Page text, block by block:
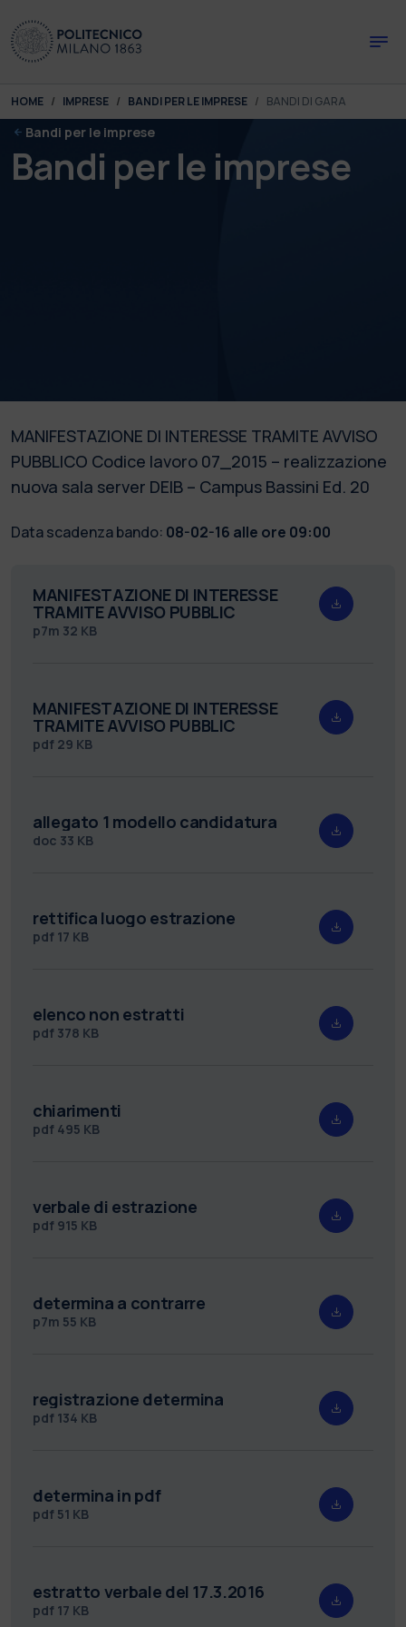
You are here:
HOME IMPRESE BANDI PER LE IMPRESE BANDI DI GARA
Bandi per le imprese
Bandi per le imprese
MANIFESTAZIONE DI INTERESSE TRAMITE AVVISO
PUBBLICO Codice lavoro 07_2015 – realizzazione
nuova sala server DEIB – Campus Bassini Ed. 20
Data scadenza bando: 08-02-16 alle ore 09:00
MANIFESTAZIONE DI INTERESSE
TRAMITE AVVISO PUBBLIC
p7m 32 KB
MANIFESTAZIONE DI INTERESSE
TRAMITE AVVISO PUBBLIC
pdf 29 KB
allegato 1 modello candidatura
doc 33 KB
rettifica luogo estrazione
pdf 17 KB
elenco non estratti
pdf 378 KB
chiarimenti
pdf 495 KB
verbale di estrazione
pdf 915 KB
determina a contrarre
p7m 55 KB
registrazione determina
pdf 134 KB
determina in pdf
pdf 51 KB
estratto verbale del 17.3.2016
pdf 17 KB